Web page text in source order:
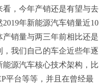
，今年产销还是有望与去
年新能源汽车销量近10
销量与两三年前相比还是
我们自己的车企近些年逐
源汽车核心技术架构，比
平台等等，并且在曾经最